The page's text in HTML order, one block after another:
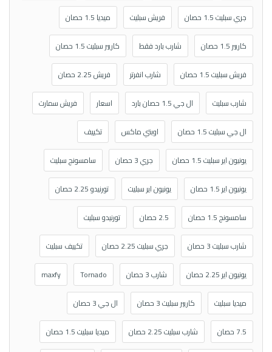
جري سبليت 1.5 حصان فريش سبليت ميديا 1.5 حصان
كاريير 1.5 حصان شارب بارد فقط كاريير سبليت 1.5 حصان
فريش سبليت 1.5 حصان شارب انفرتر فريش 2.25 حصان
شارب سبليت ال جي 1.5 حصان بارد اسعار فريش سمارت
ال جي سبليت 1.5 حصان اوبتي ماكس تكييف
يونيون اير سبليت 1.5 حصان جري 3 حصان سامسونج سبليت
يونيون اير 1.5 حصان يونيون اير سبليت تورنيدو 2.25 حصان
سامسونج 1.5 حصان 2.5 حصان تورنيدو سبليت
شارب سبليت 3 حصان جري سبليت 2.25 حصان تكييف سبليت
يونيون اير 2.25 حصان شارب 3 حصان Tornado
maxfy
ميديا سبليت كاريير سبليت 3 حصان ال جي 3 حصان
7.5 حصان شارب سبليت 2.25 حصان ميديا سبليت 1.5 حصان